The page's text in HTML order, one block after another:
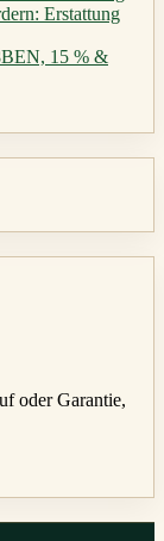
Erstattung
15 % &
oder Garantie,